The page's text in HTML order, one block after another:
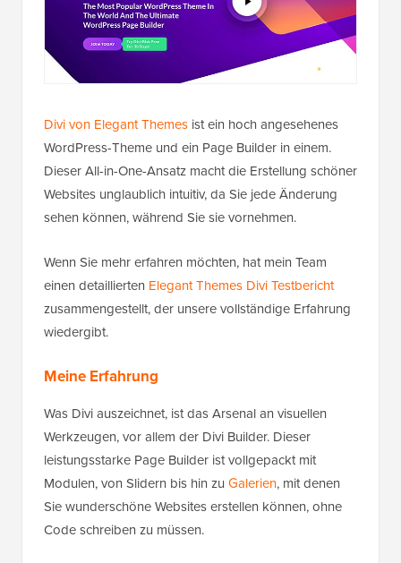
Divi von Elegant Themes ist ein hoch angesehenes
WordPress-Theme und ein Page Builder in einem.
Dieser All-in-One-Ansatz macht die Erstellung schöner
Websites unglaublich intuitiv, da Sie jede Änderung
sehen können, während Sie sie vornehmen.
Wenn Sie mehr erfahren möchten, hat mein Team
einen detaillierten Elegant Themes Divi Testbericht
zusammengestellt, der unsere vollständige Erfahrung
wiedergibt.
Meine Erfahrung
Was Divi auszeichnet, ist das Arsenal an visuellen
Werkzeugen, vor allem der Divi Builder. Dieser
leistungsstarke Page Builder ist vollgepackt mit
Modulen, von Slidern bis hin zu Galerien, mit denen
Sie wunderschöne Websites erstellen können, ohne
Code schreiben zu müssen.